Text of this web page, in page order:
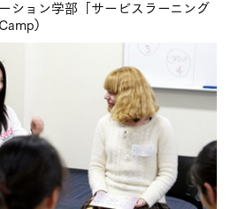
ション学部「サービスラーニング
）